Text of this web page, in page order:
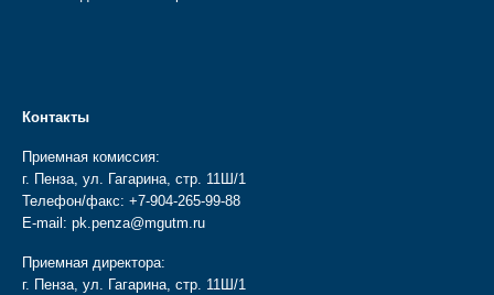
Контакты
Приемная комиссия:
г. Пенза, ул. Гагарина, стр. 11Ш/1
Телефон/факс: +7-904-265-99-88
E-mail: pk.penza@mgutm.ru
Приемная директора:
г. Пенза, ул. Гагарина, стр. 11Ш/1